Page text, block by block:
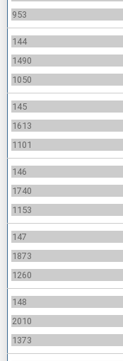
953
144
1490
1050
145
1613
1101
146
1740
1153
147
1873
1260
148
2010
1373